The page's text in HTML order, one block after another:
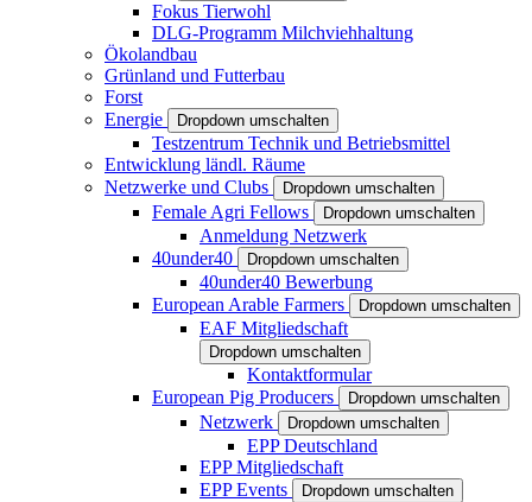
Fokus Tierwohl
DLG-Programm Milchviehhaltung
Ökolandbau
Grünland und Futterbau
Forst
Energie
Dropdown umschalten
Testzentrum Technik und Betriebsmittel
Entwicklung ländl. Räume
Netzwerke und Clubs
Dropdown umschalten
Female Agri Fellows Dropdown umschalten
Anmeldung Netzwerk
40under40
Dropdown umschalten
40under40 Bewerbung
European Arable Farmers
Dropdown umschalten
EAF Mitgliedschaft
Dropdown umschalten
Kontaktformular
European Pig Producers
Dropdown umschalten
Netzwerk Dropdown umschalten
EPP Deutschland
EPP Mitgliedschaft
EPP Events
Dropdown umschalten